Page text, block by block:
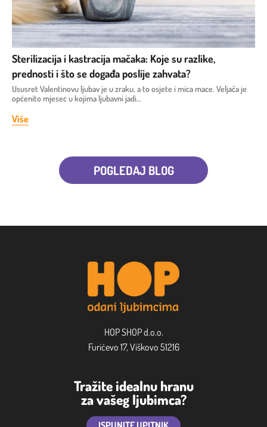
Sterilizacija i kastracija mačaka: Koje su razlike,
prednosti i što se događa poslije zahvata?
Ususret Valentinovu ljubav je u zraku, a to osjete i mica mace. Veljača je
općenito mjesec u kojima ljubavni jadi…
Više
POGLEDAJ BLOG
HOP SHOP d.o.o.
Furićevo 17, Viškovo 51216
Tražite idealnu hranu
za vašeg ljubimca?